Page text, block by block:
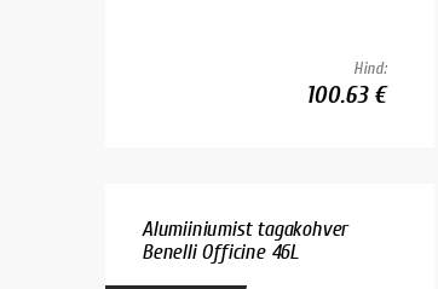
Hind:
100.63 €
Alumiiniumist tagakohver
Benelli Officine 46L